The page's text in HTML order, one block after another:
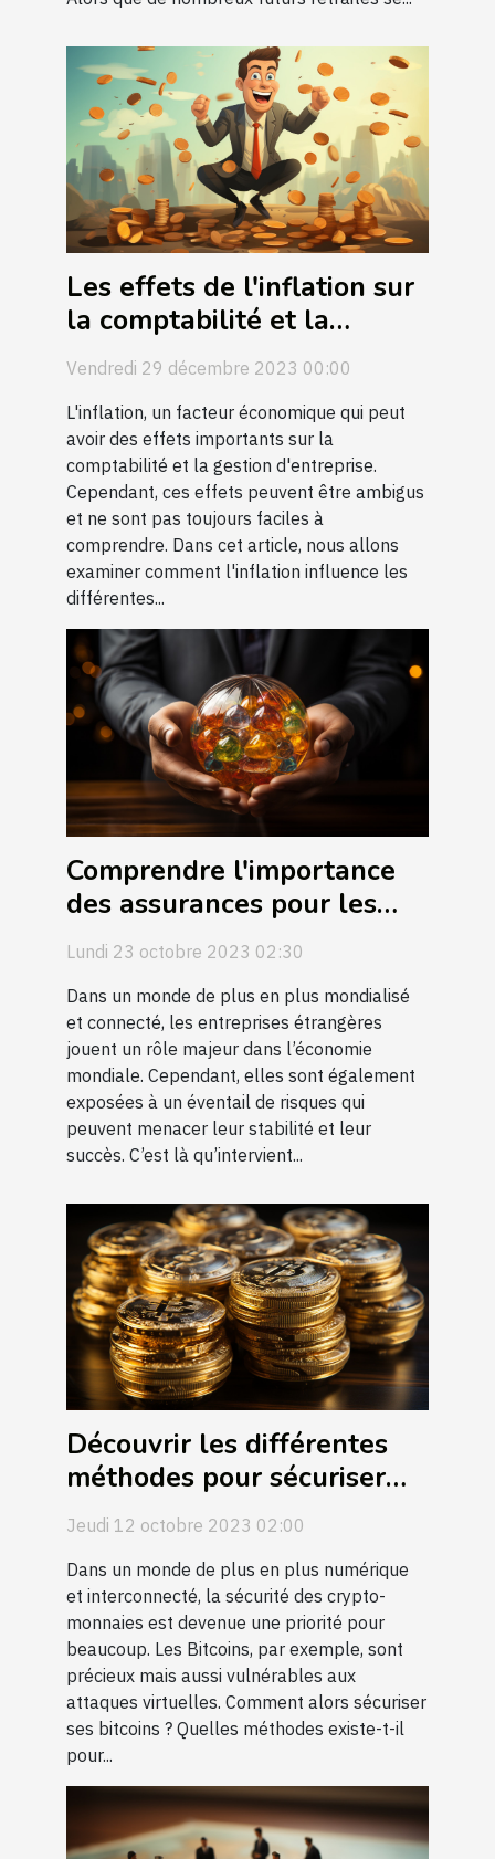
Les effets de l'inflation sur
la comptabilité et la
gestion d'entreprise
Vendredi 29 décembre 2023 00:00
L'inflation, un facteur économique qui peut
avoir des effets importants sur la
comptabilité et la gestion d'entreprise.
Cependant, ces effets peuvent être ambigus
et ne sont pas toujours faciles à
comprendre. Dans cet article, nous allons
examiner comment l'inflation influence les
différentes...
Comprendre l'importance
des assurances pour les
entreprises étrangères
Lundi 23 octobre 2023 02:30
Dans un monde de plus en plus mondialisé
et connecté, les entreprises étrangères
jouent un rôle majeur dans l’économie
mondiale. Cependant, elles sont également
exposées à un éventail de risques qui
peuvent menacer leur stabilité et leur
succès. C’est là qu’intervient...
Découvrir les différentes
méthodes pour sécuriser
ses bitcoins
Jeudi 12 octobre 2023 02:00
Dans un monde de plus en plus numérique
et interconnecté, la sécurité des crypto-
monnaies est devenue une priorité pour
beaucoup. Les Bitcoins, par exemple, sont
précieux mais aussi vulnérables aux
attaques virtuelles. Comment alors sécuriser
ses bitcoins ? Quelles méthodes existe-t-il
pour...